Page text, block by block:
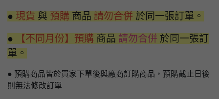
● 現貨 與 預購 商品 請勿合併 於同一張訂單。
● 【不同月份】預購 商品 請勿合併 於同一張訂
單。
● 預購商品皆於買家下單後與廠商訂購商品，預購截止日後
則無法修改訂單